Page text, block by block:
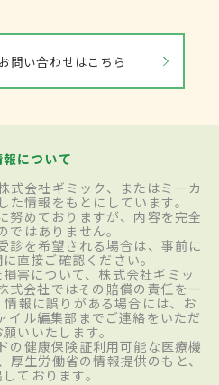
問い合わせはこちら
について
式会社ギミック、またはミーカ
た情報をもとにしています。
努めておりますが、内容を完全
ではありません。
診を希望される場合は、事前に
直接ご確認ください。
害について、株式会社ギミッ
式会社ではその賠償の責任を一
報に誤りがある場合には、お
イル編集部までご連絡をいただ
いいたします。
の健康保険証利用可能な医療機
生労働省の情報提供のもと、
ております。